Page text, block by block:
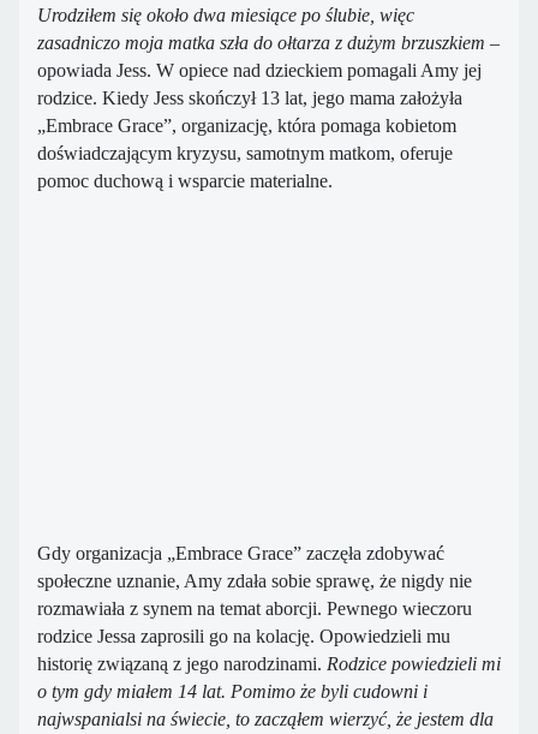
Urodziłem się około dwa miesiące po ślubie, więc
zasadniczo moja matka szła do ołtarza z dużym brzuszkiem –
opowiada Jess. W opiece nad dzieckiem pomagali Amy jej
rodzice. Kiedy Jess skończył 13 lat, jego mama założyła
„Embrace Grace”, organizację, która pomaga kobietom
doświadczającym kryzysu, samotnym matkom, oferuje
pomoc duchową i wsparcie materialne.
Gdy organizacja „Embrace Grace” zaczęła zdobywać
społeczne uznanie, Amy zdała sobie sprawę, że nigdy nie
rozmawiała z synem na temat aborcji. Pewnego wieczoru
rodzice Jessa zaprosili go na kolację. Opowiedzieli mu
historię związaną z jego narodzinami. Rodzice powiedzieli mi
o tym gdy miałem 14 lat. Pomimo że byli cudowni i
najwspanialsi na świecie, to zacząłem wierzyć, że jestem dla